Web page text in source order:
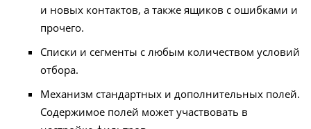
и новых контактов, а также ящиков с ошибками и
прочего.
Списки и сегменты с любым количеством условий
отбора.
Механизм стандартных и дополнительных полей.
Содержимое полей может участвовать в